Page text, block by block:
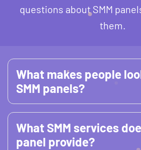
questions about SMM
them.
What makes people
SMM panels?
What SMM services
panel provide?